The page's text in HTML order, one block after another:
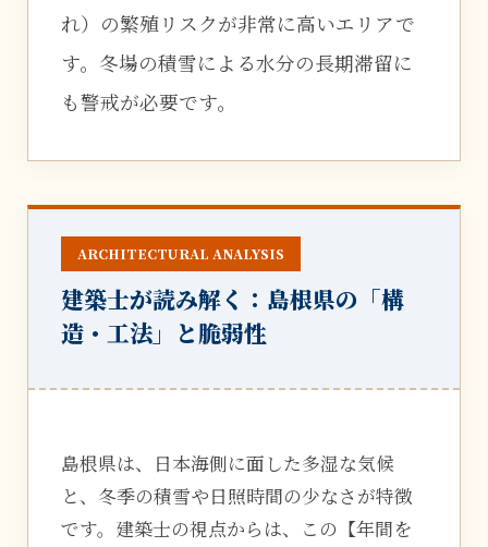
れ）の繁殖リスクが非常に高いエリアで
す。冬場の積雪による水分の長期滞留に
も警戒が必要です。
ARCHITECTURAL ANALYSIS
建築士が読み解く：島根県の「構
造・工法」と脆弱性
島根県は、日本海側に面した多湿な気候
と、冬季の積雪や日照時間の少なさが特徴
です。建築士の視点からは、この【年間を